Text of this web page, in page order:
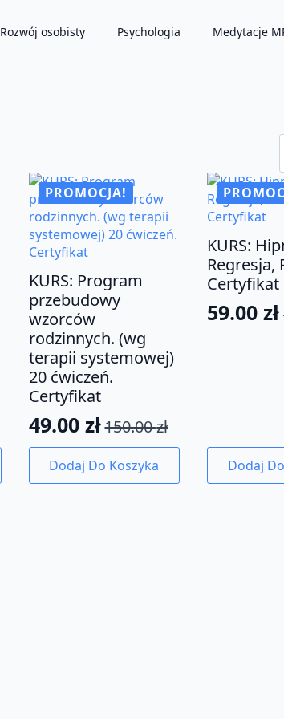
Rozwój osobisty Psychologia Medytacje
PROMOCJA!
KURS: Program
przebudowy
wzorców
rodzinnych. (wg
terapii systemowej)
20 ćwiczeń.
Certyfikat
150.00zł
Pierwotna
cena
wynosiła:
49.00 zł
Aktualna
cena
wynosi:
Dodaj Do Koszyka
KURS:
Regresja,
Certyfikat
59.00zł
Dodaj